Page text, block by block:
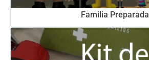
Familia Preparada